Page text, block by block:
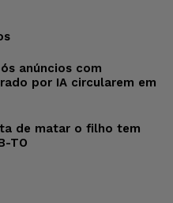
anúncios com
por IA circularem em
de matar o filho tem
TO